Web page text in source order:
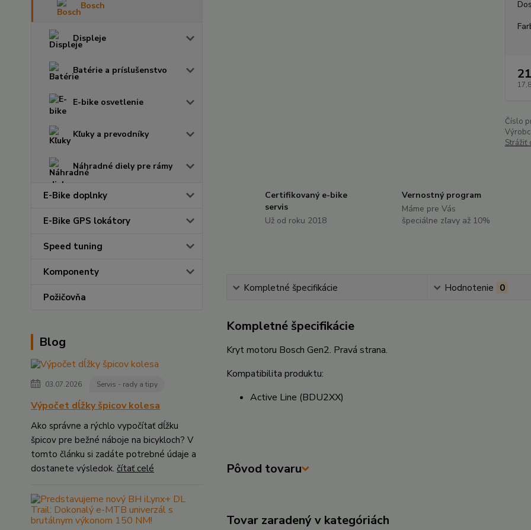
Bosch
Displeje
Batérie a príslušenstvo
E-bike osvetlenie
Kľuky a prevodníky
Náhradné diely pre rámy
E-Bike doplnky
E-Bike GPS lokátory
Speed tuning
Komponenty
Požičovňa
Blog
03.07.2026 Servis - rady a tipy
Výpočet dĺžky špicov kolesa
Ako správne a rýchlo vypočítať dĺžku
špicov pre bežné náboje na bicykloch? V
tomto článku si zadáte potrebné údaje a
dostanete výsledok. čítať celé
Číslo
Strážiť
Certifikovaný e-bike
servis
Už od roku 2018
Vernostný program
Máme pre Vás
špeciálne zľavy až 10%
Kompletné špecifikácie Hodnotenie 0
Kompletné špecifikácie
Kryt motoru Bosch Gen2. Pravá strana.
Kompatibilita produktu:
Active Line (BDU2XX)
Pôvod tovaru
Tovar zaradený v kategóriách